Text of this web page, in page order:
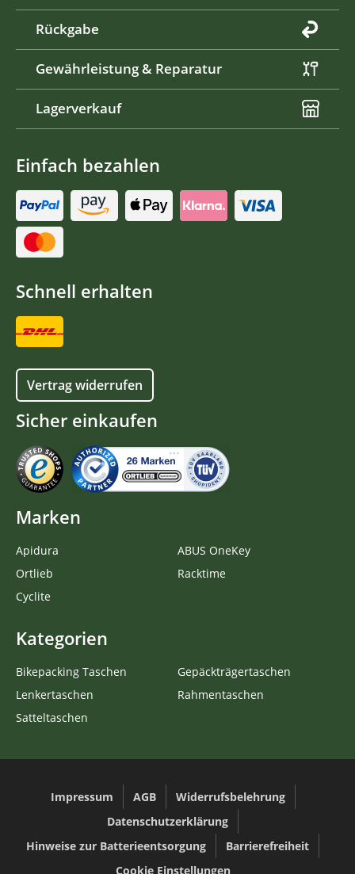
Rückgabe
Gewährleistung & Reparatur
Lagerverkauf
Einfach bezahlen
Schnell erhalten
Vertrag widerrufen
Sicher einkaufen
Marken
Apidura
Ortlieb
Cyclite
ABUS OneKey
Racktime
Kategorien
Bikepacking Taschen
Lenkertaschen
Satteltaschen
Gepäckträgertaschen
Rahmentaschen
Impressum AGB
Widerrufsbelehrung
Datenschutzerklärung
Hinweise zur Batterieentsorgung
Barrierefreiheit
Cookie Einstellungen